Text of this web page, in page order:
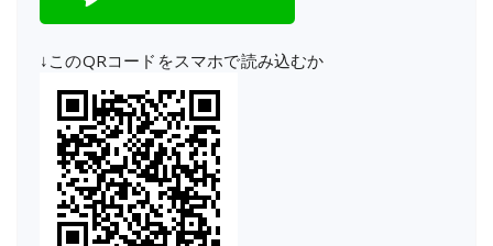
↓このQRコードをスマホで読み込むか